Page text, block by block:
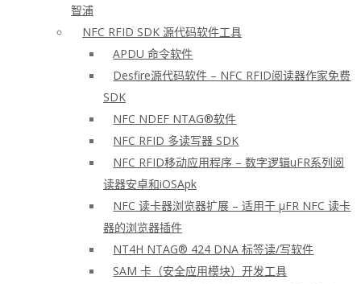
智浦
NFC RFID SDK 源代码软件工具
APDU 命令软件
Desfire源代码软件 – NFC RFID阅读器作家免费
SDK
NFC NDEF NTAG®软件
NFC RFID 多读写器 SDK
NFC RFID移动应用程序 – 数字逻辑uFR系列阅
读器安卓和iOSApk
NFC 读卡器浏览器扩展 – 适用于 μFR NFC 读卡
器的浏览器插件
NT4H NTAG® 424 DNA 标签读/写软件
SAM 卡（安全应用模块）开发工具